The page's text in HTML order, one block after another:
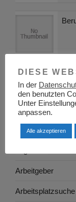
KATEGORIEN
Adressen
Aktuelles
Arbeitgeber
Arbeitsplatzsuche
DIESE
In der
den benutzten
Unter
anpassen.
Alle akzeptieren